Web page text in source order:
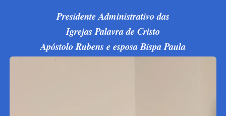
Presidente Administrativo das
Igrejas Palavra de Cristo
Apóstolo Rubens e esposa Bispa Paula